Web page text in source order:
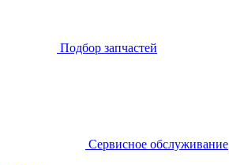
Подбор запчастей
Сервисное обслуживание